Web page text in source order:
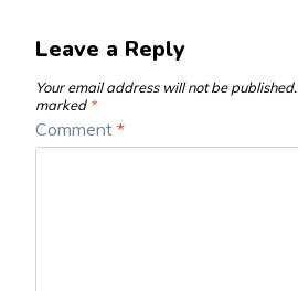
Leave a Reply
Your email address will not be published.
marked *
Comment *